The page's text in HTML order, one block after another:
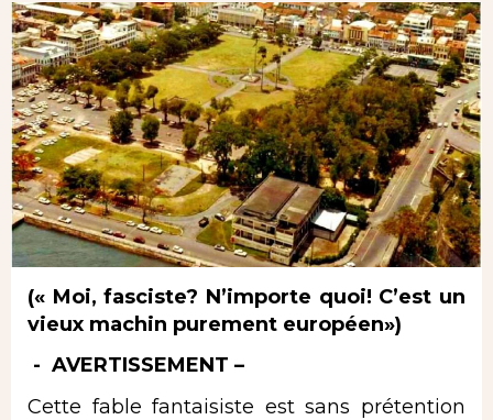
(« Moi, fasciste? N’importe quoi! C’est un
vieux machin purement européen»)
- AVERTISSEMENT –
Cette fable fantaisiste est sans prétention